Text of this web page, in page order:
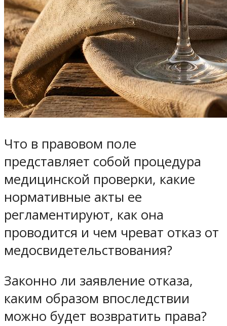
Что в правовом поле
представляет собой процедура
медицинской проверки, какие
нормативные акты ее
регламентируют, как она
проводится и чем чреват отказ от
медосвидетельствования?
Законно ли заявление отказа,
каким образом впоследствии
можно будет возвратить права?